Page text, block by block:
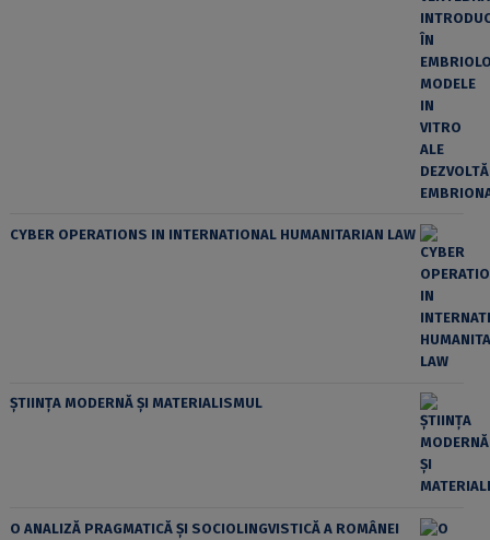
CYBER OPERATIONS IN INTERNATIONAL HUMANITARIAN LAW
ȘTIINȚA MODERNĂ ȘI MATERIALISMUL
O ANALIZĂ PRAGMATICĂ ȘI SOCIOLINGVISTICĂ A ROMÂNEI